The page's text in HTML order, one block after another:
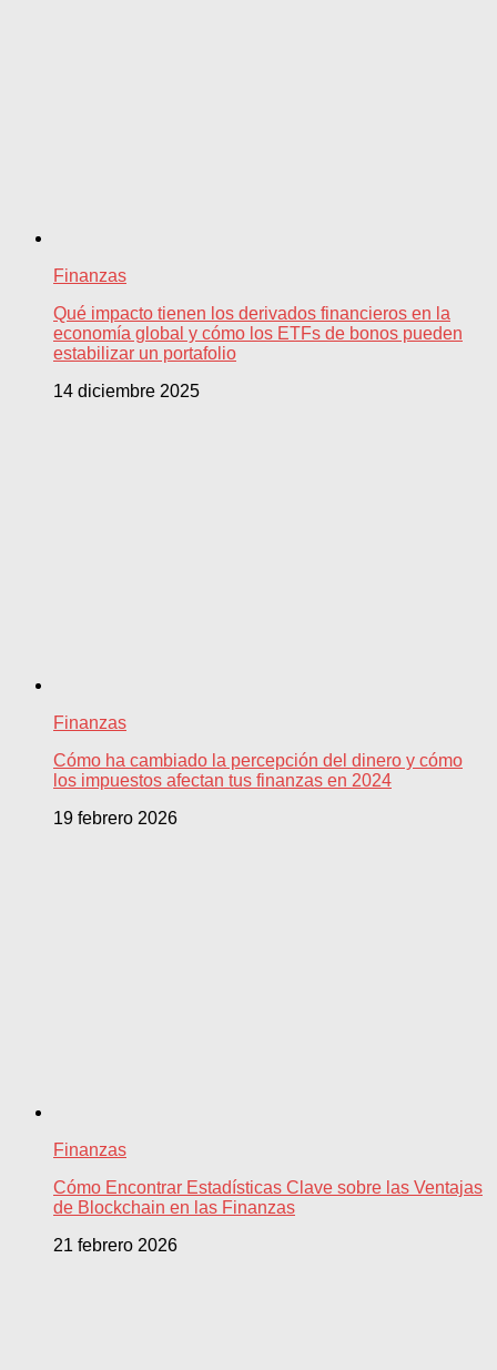
Finanzas
Qué impacto tienen los derivados financieros en la
economía global y cómo los ETFs de bonos pueden
estabilizar un portafolio
14 diciembre 2025
Finanzas
Cómo ha cambiado la percepción del dinero y cómo
los impuestos afectan tus finanzas en 2024
19 febrero 2026
Finanzas
Cómo Encontrar Estadísticas Clave sobre las Ventajas
de Blockchain en las Finanzas
21 febrero 2026